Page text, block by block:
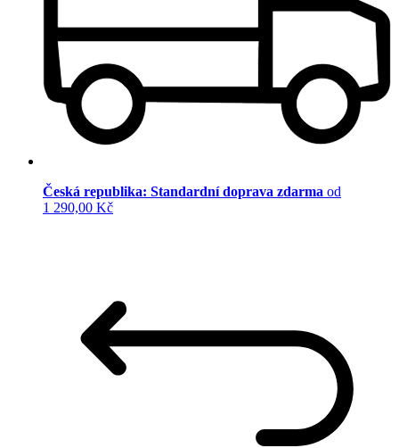
Česká republika: Standardní doprava zdarma od
1 290,00 Kč